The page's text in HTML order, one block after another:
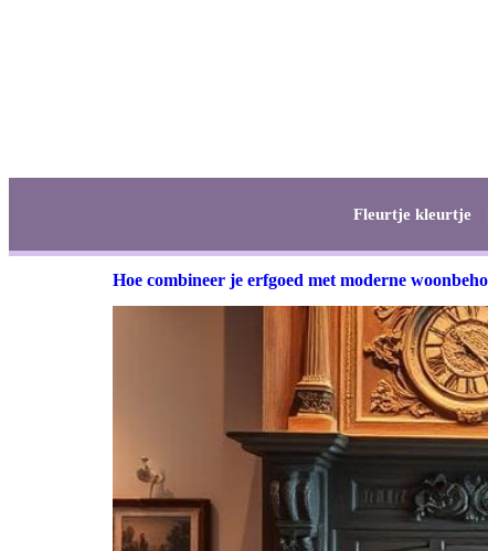
Fleurtje kleurtje
Hoe combineer je erfgoed met moderne